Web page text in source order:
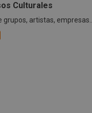
Culturales
grupos, artistas,